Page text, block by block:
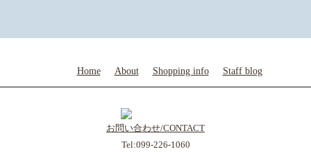
Home About Shopping info Staff blog
お問い合わせ/CONTACT
Tel:099-226-1060